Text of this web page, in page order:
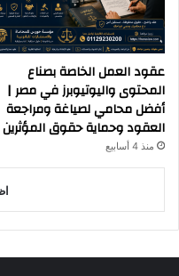
عقود العمل الخاصة بصناع
المحتوى واليوتيوبرز في مصر |
أفضل محامي لصياغة ومراجعة
العقود وحماية حقوق المؤثرين
منذ 4 أسابيع